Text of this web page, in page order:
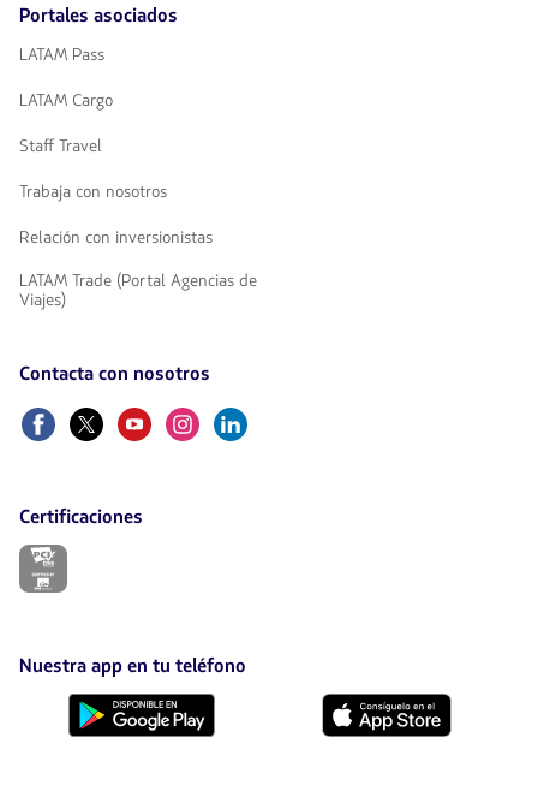
Portales asociados
LATAM Pass
LATAM Cargo
Staff Travel
Trabaja con nosotros
Relación con inversionistas
LATAM Trade (Portal Agencias de
Viajes)
Contacta con nosotros
FacebookTwitterYoutubeInstagram
Linkedin
Certificaciones
El
nueva
pestaña.
Nuestra app en tu teléfono
Descárgala
Descárgala